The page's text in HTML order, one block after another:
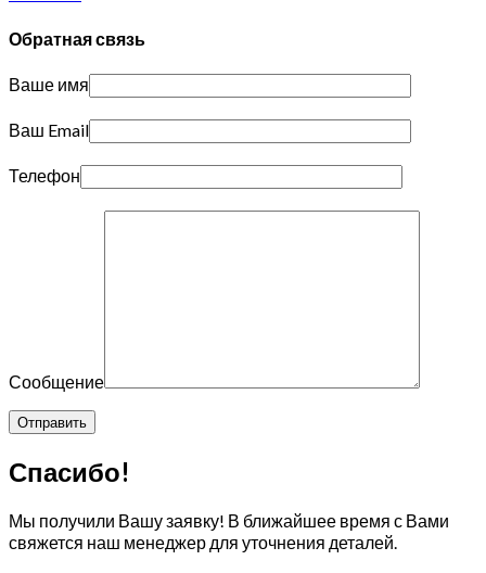
Обратная связь
Ваше имя
Ваш Email
Телефон
Сообщение
Спасибо!
Мы получили Вашу заявку! В ближайшее время с Вами
свяжется наш менеджер для уточнения деталей.